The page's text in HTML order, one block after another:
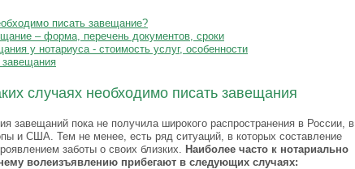
писать завещание?
– форма, перечень документов, сроки
у нотариуса - стоимость услуг, особенности
случаях необходимо писать завещания
завещаний пока не получила широкого распространения в России, в
и США. Тем не менее, есть ряд ситуаций, в которых составление
заботы о своих близких. Наиболее часто к нотариально
волеизъявлению прибегают в следующих случаях: